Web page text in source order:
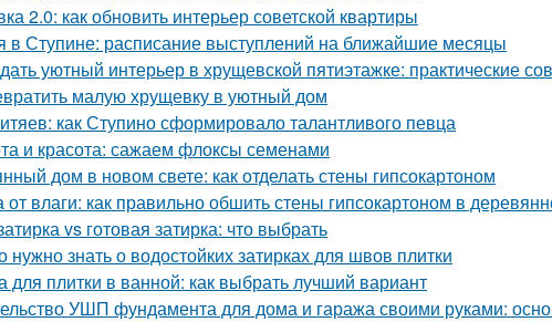
2.0: как обновить интерьер советской квартиры
в Ступине: расписание выступлений на ближайшие месяцы
уютный интерьер в хрущевской пятиэтажке: практические
малую хрущевку в уютный дом
как Ступино сформировало талантливого певца
и красота: сажаем флоксы семенами
дом в новом свете: как отделать стены гипсокартоном
влаги: как правильно обшить стены гипсокартоном в
vs готовая затирка: что выбрать
нужно знать о водостойких затирках для швов плитки
для плитки в ванной: как выбрать лучший вариант
УШП фундамента для дома и гаража своими руками: